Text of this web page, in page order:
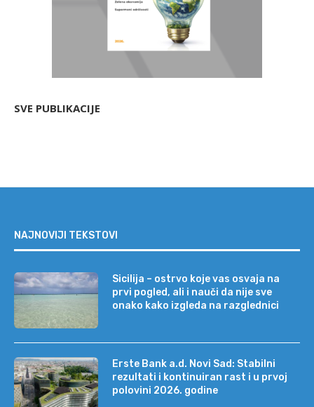
SVE PUBLIKACIJE
NAJNOVIJI TEKSTOVI
Sicilija – ostrvo koje vas osvaja na
prvi pogled, ali i nauči da nije sve
onako kako izgleda na razglednici
Erste Bank a.d. Novi Sad: Stabilni
rezultati i kontinuiran rast i u prvoj
polovini 2026. godine